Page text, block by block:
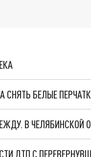
СНЯТЬ БЕЛЫЕ
В